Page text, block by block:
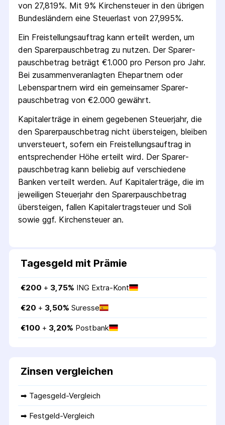
von 27,819%. Mit 9% Kirchensteuer in den übrigen
Bundesländern eine Steuerlast von 27,995%.
Ein Freistellungs­auftrag kann erteilt werden, um
den Sparer­pausch­betrag zu nutzen. Der Sparer­
pausch­betrag beträgt €1.000 pro Person pro Jahr.
Bei zusammenveranlagten Ehepartnern oder
Lebenspartnern wird ein gemeinsamer Sparer­
pausch­betrag von €2.000 gewährt.
Kapitalerträge in einem gegebenen Steuerjahr, die
den Sparer­pausch­betrag nicht übersteigen, bleiben
unversteuert, sofern ein Freistellungs­auftrag in
entsprechender Höhe erteilt wird. Der Sparer­
pausch­betrag kann beliebig auf verschiedene
Banken verteilt werden. Auf Kapitalerträge, die im
jeweiligen Steuerjahr den Sparer­pausch­betrag
übersteigen, fallen Kapital­ertrag­steuer und Soli
sowie ggf. Kirchensteuer an.
Tagesgeld mit Prämie
€200 + 3,75% ING Extra-Kont
€20 + 3,50% Suresse
€100 + 3,20% Postbank
Zinsen vergleichen
➡ Tagesgeld-Vergleich
➡ Festgeld-Vergleich